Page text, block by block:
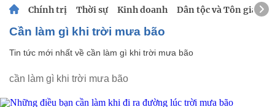
Chính trị Thời sự Kinh doanh Dân tộc và Tôn giáo
cần làm gì khi trời mưa bão
Tin tức mới nhất về cần làm gì khi trời mưa bão
cần làm gì khi trời mưa bão